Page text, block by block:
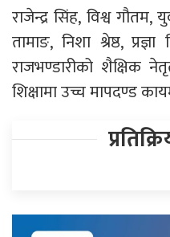
राजेन्द्र सिंह, विश्व गौतम,
तामाङ, निशा श्रेष्ठ,
राजभण्डारीको शैक्षिक
शिक्षामा उच्च मापदण्ड